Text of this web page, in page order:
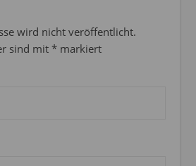
wird nicht veröffentlicht.
sind mit * markiert